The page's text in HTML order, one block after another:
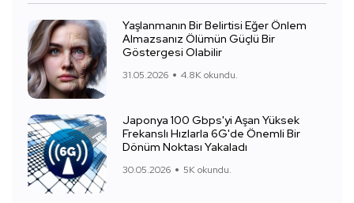
Yaşlanmanın Bir Belirtisi Eğer Önlem
Almazsanız Ölümün Güçlü Bir
Göstergesi Olabilir
31.05.2026 4.8K okundu.
Japonya 100 Gbps'yi Aşan Yüksek
Frekanslı Hızlarla 6G'de Önemli Bir
Dönüm Noktası Yakaladı
30.05.2026 5K okundu.